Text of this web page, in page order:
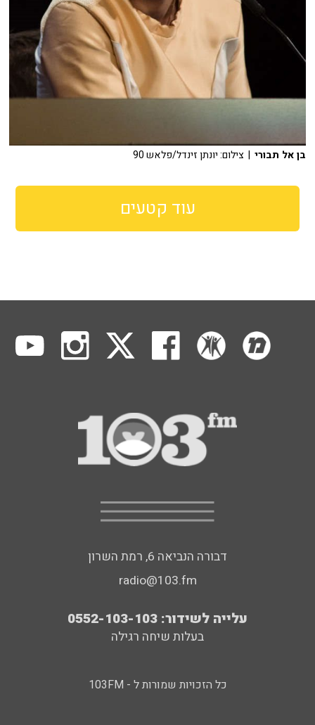
בן אל תבורי | צילום: יונתן זינדל/פלאש 90
עוד קטעים
דבורה הנביאה 6, רמת השרון
radio@103.fm
עלייה לשידור: 0552-103-103
בעלות שיחה רגילה
כל הזכויות שמורות ל - 103FM